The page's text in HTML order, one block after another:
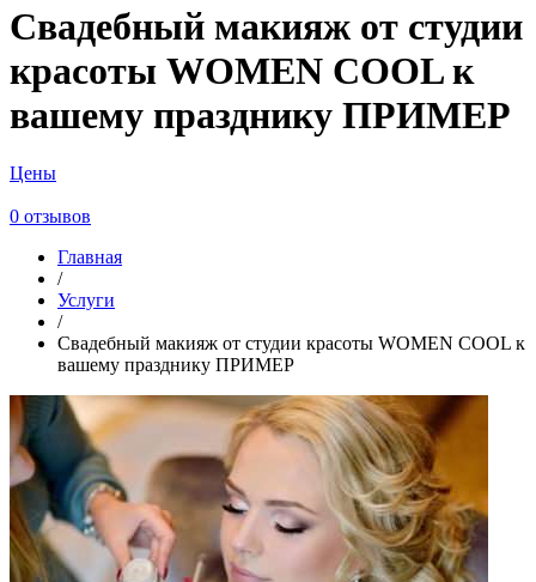
Свадебный макияж от студии
красоты WOMEN COOL к
вашему празднику ПРИМЕР
Цены
0 отзывов
Главная
/
Услуги
/
Свадебный макияж от студии красоты WOMEN COOL к
вашему празднику ПРИМЕР